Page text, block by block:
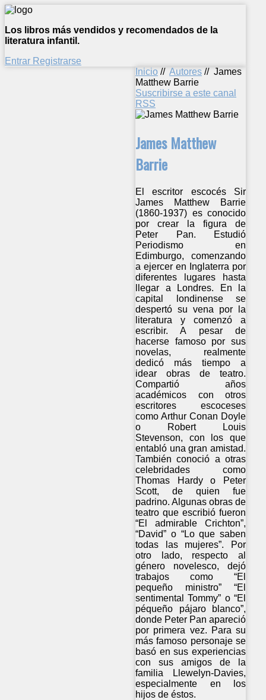
Los libros más vendidos y recomendados de la
literatura infantil.
Entrar Registrarse
Inicio // Autores // James
Matthew Barrie
Suscribirse a este canal
RSS
James Matthew
Barrie
El escritor escocés Sir
James Matthew Barrie
(1860-1937) es conocido
por crear la figura de
Peter Pan. Estudió
Periodismo en
Edimburgo, comenzando
a ejercer en Inglaterra por
diferentes lugares hasta
llegar a Londres. En la
capital londinense se
despertó su vena por la
literatura y comenzó a
escribir. A pesar de
hacerse famoso por sus
novelas, realmente
dedicó más tiempo a
idear obras de teatro.
Compartió años
académicos con otros
escritores escoceses
como Arthur Conan Doyle
o Robert Louis
Stevenson, con los que
entabló una gran amistad.
También conoció a otras
celebridades como
Thomas Hardy o Peter
Scott, de quien fue
padrino. Algunas obras de
teatro que escribió fueron
“El admirable Crichton”,
“David” o “Lo que saben
todas las mujeres”. Por
otro lado, respecto al
género novelesco, dejó
trabajos como “El
pequeño ministro” “El
sentimental Tommy” o “El
péqueño pájaro blanco”,
donde Peter Pan apareció
por primera vez. Para su
más famoso personaje se
basó en sus experiencias
con sus amigos de la
familia Llewelyn-Davies,
especialmente en los
hijos de éstos.